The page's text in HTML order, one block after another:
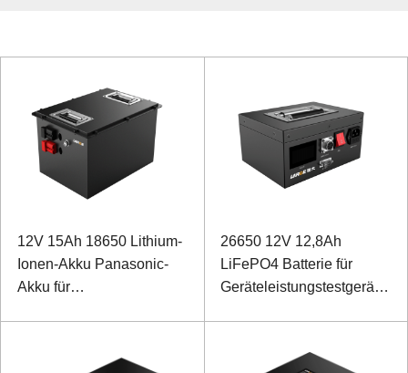
12V 15Ah 18650 Lithium-
Ionen-Akku Panasonic-
Akku für
26650 12V 12,8Ah
LiFePO4 Batterie für
Geräteleistungstestgeräte